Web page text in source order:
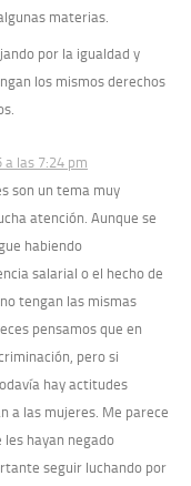
materias.
por la igualdad y
los mismos derechos
a las 7:24 pm
son un tema muy
atención. Aunque se
habiendo
salarial o el hecho de
tengan las mismas
pensamos que en
pero si
hay actitudes
a las mujeres. Me parece
hayan negado
seguir luchando por